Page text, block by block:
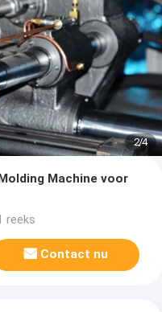
2/4
Machine voor
reeks
Contact nu